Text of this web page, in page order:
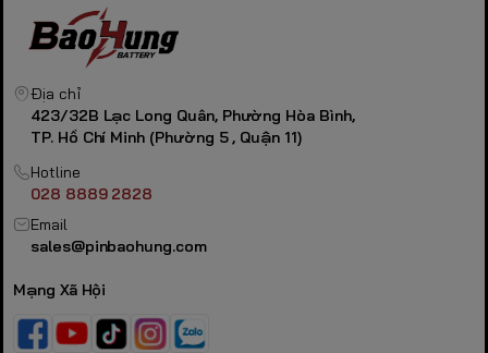
Địa chỉ
423/32B Lạc Long Quân, Phường Hòa Bình,
TP. Hồ Chí Minh (Phường 5 , Quận 11)
Hotline
028 8889 2828
Email
sales@pinbaohung.com
Mạng Xã Hội